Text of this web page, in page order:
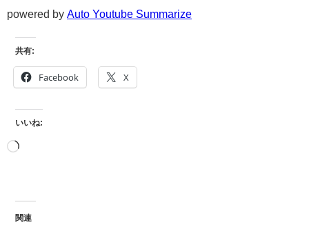
powered by Auto Youtube Summarize
共有:
Facebook X
いいね:
関連